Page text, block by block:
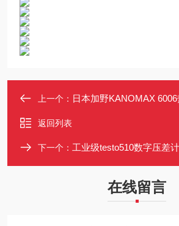
上一个： 日本加野KANOMAX 6006热式风速仪
返回列表
下一个： 工业级testo510数字压差
在线留言